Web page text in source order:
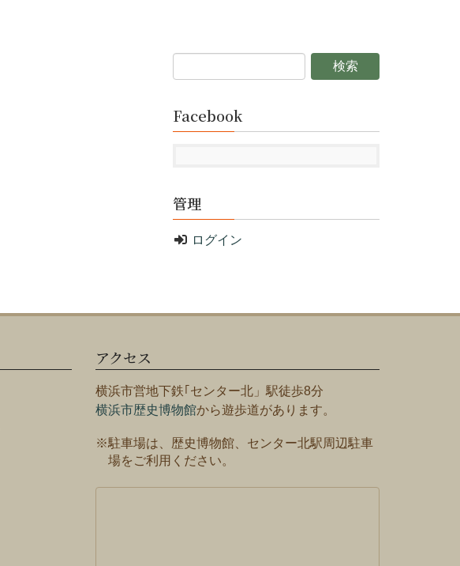
Facebook
管理
ログイン
アクセス
横浜市営地下鉄｢センター北」駅徒歩8分
横浜市歴史博物館から遊歩道があります。
※駐車場は、歴史博物館、センター北駅周辺駐車
場をご利用ください。